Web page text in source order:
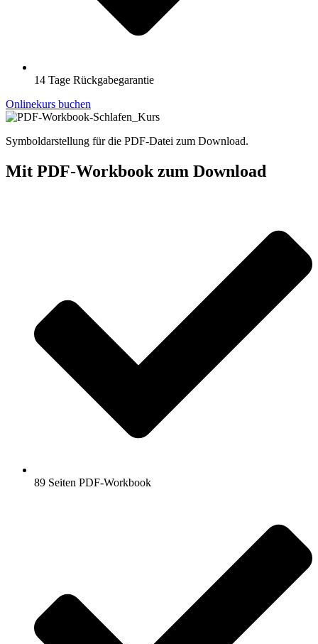
14 Tage Rückgabegarantie
Onlinekurs buchen
Symboldarstellung für die PDF-Datei zum Download.
Mit PDF-Workbook zum Download
89 Seiten PDF-Workbook